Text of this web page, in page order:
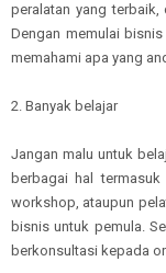
peralatan yang
Dengan memulai
memahami apa yang
2. Banyak belajar
Jangan malu untuk
berbagai hal
workshop, ataupun
bisnis untuk pemula.
berkonsultasi kepada